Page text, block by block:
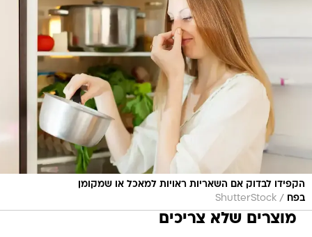
הקפידו לבדוק אם השאריות ראויות למאכל או שמקומן
בפח
/
ShutterStock
מוצרים שלא צריכים